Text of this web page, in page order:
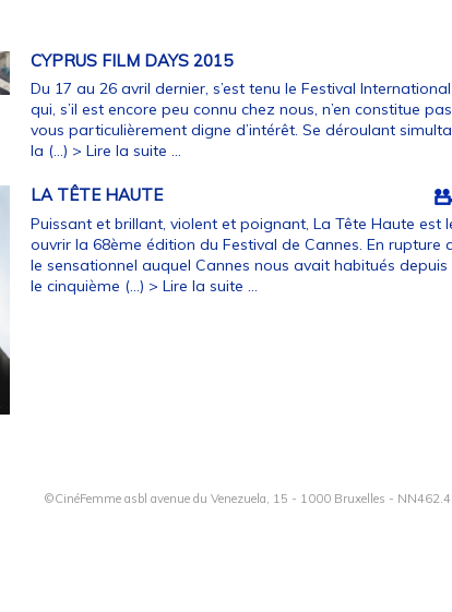
CYPRUS FILM DAYS 2015
Du 17 au 26 avril dernier, s’est tenu le Festival
qui, s’il est encore peu connu chez nous, n’en constitue
vous particulièrement digne d’intérêt. Se déroulant
la (…) > Lire la suite ...
LA TÊTE HAUTE
Puissant et brillant, violent et poignant, La Tête Haute est
ouvrir la 68ème édition du Festival de Cannes. En rupture
le sensationnel auquel Cannes nous avait habitués depuis
le cinquième (…) > Lire la suite ...
©CinéFemme asbl avenue du Venezuela, 15 - 1000 Bruxelles -